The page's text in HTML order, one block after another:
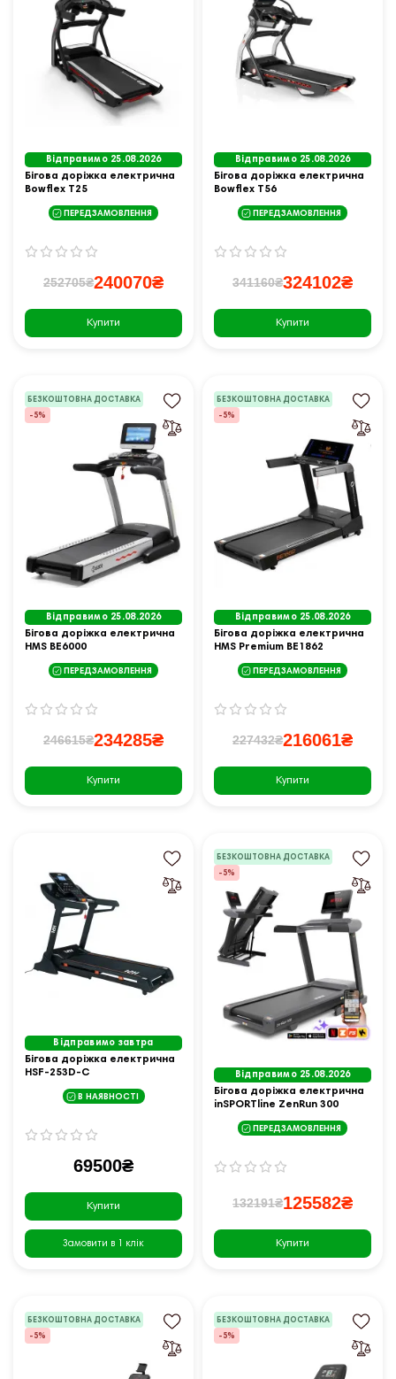
Відправимо 25.08.2026
Бігова доріжка електрична
Bowflex T25
ПЕРЕДЗАМОВЛЕННЯ
252705₴240070₴
Купити
Відправимо 25.08.2026
Бігова доріжка електрична
Bowflex T56
ПЕРЕДЗАМОВЛЕННЯ
341160₴324102₴
Купити
БЕЗКОШТОВНА ДОСТАВКА
-5%
Відправимо 25.08.2026
Бігова доріжка електрична
HMS BE6000
ПЕРЕДЗАМОВЛЕННЯ
246615₴234285₴
Купити
БЕЗКОШТОВНА ДОСТАВКА
-5%
Відправимо 25.08.2026
Бігова доріжка електрична
HMS Premium BE1862
ПЕРЕДЗАМОВЛЕННЯ
227432₴216061₴
Купити
Відправимо завтра
Бігова доріжка електрична
HSF‑253D‑C
В НАЯВНОСТІ
69500₴
Купити
Замовити в 1 клік
БЕЗКОШТОВНА ДОСТАВКА
-5%
Відправимо 25.08.2026
Бігова доріжка електрична
inSPORTline ZenRun 300
ПЕРЕДЗАМОВЛЕННЯ
132191₴125582₴
Купити
БЕЗКОШТОВНА ДОСТАВКА
-5%
БЕЗКОШТОВНА ДОСТАВКА
-5%